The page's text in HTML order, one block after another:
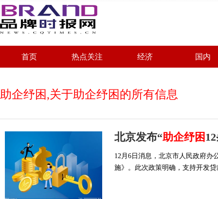
首页 热点关注 经济 国内
助企纾困,关于助企纾困的所有信息
北京发布“助企纾困
12月6日消息，北京市人民政府办
施》。此次政策明确，支持开发